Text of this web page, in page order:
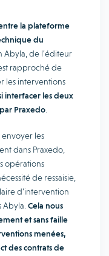
la plateforme
du
Abyla, de l’éditeur
rapproché de
les interventions
interfacer les deux
Praxedo
envoyer les
dans Praxedo,
opérations
de ressaisie,
d’intervention
Cela nous
et sans faille
menées,
des contrats de